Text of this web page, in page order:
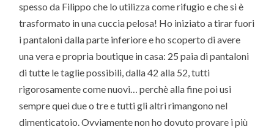
spesso da Filippo che lo utilizza come rifugio e che si è
trasformato in una cuccia pelosa! Ho iniziato a tirar fuori
i pantaloni dalla parte inferiore e ho scoperto di avere
una vera e propria boutique in casa: 25 paia di pantaloni
di tutte le taglie possibili, dalla 42 alla 52, tutti
rigorosamente come nuovi… perchè alla fine poi usi
sempre quei due o tre e tutti gli altri rimangono nel
dimenticatoio. Ovviamente non ho dovuto provare i più